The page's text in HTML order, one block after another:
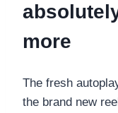
more
The fresh
the brand new